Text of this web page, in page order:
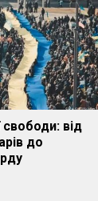
свободи: від
до